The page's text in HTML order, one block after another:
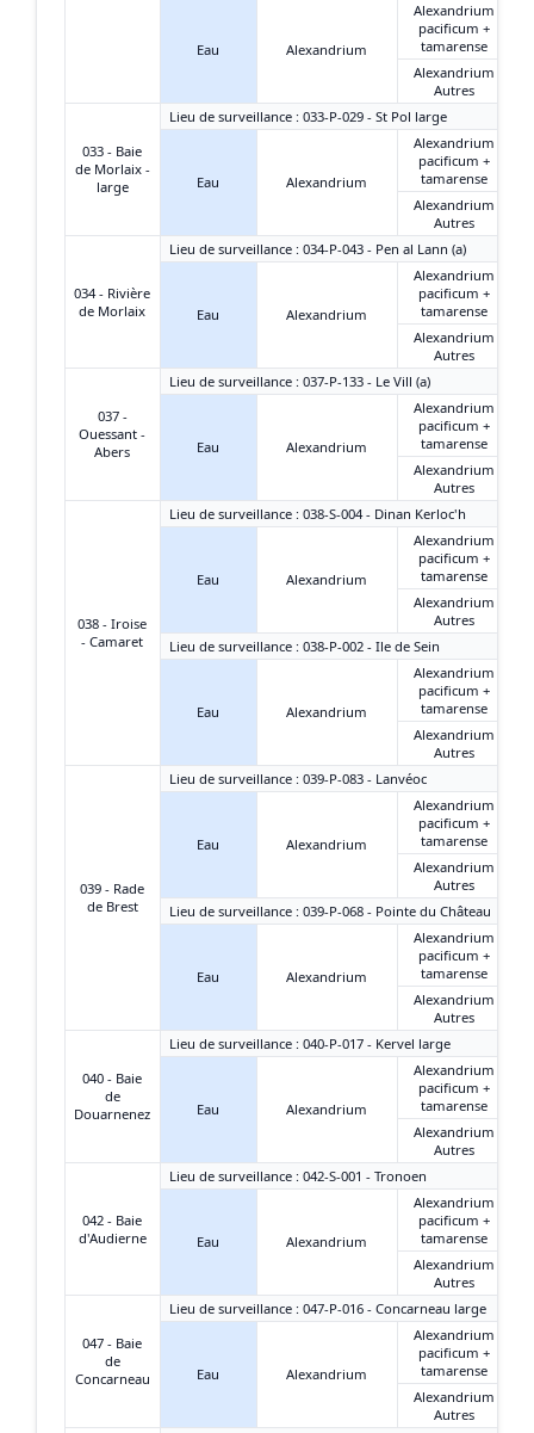
Eau Alexandrium
Alexandrium
pacificum +
tamarense
Alexandrium
Autres
033 - Baie
de Morlaix -
large
Lieu de surveillance : 033-P-029 - St Pol large
Eau Alexandrium
Alexandrium
pacificum +
tamarense
Alexandrium
Autres
034 - Rivière
de Morlaix
Lieu de surveillance : 034-P-043 - Pen al Lann (a)
Eau Alexandrium
Alexandrium
pacificum +
tamarense
Alexandrium
Autres
037 -
Ouessant -
Abers
Lieu de surveillance : 037-P-133 - Le Vill (a)
Eau Alexandrium
Alexandrium
pacificum +
tamarense
Alexandrium
Autres
038 - Iroise
- Camaret
Lieu de surveillance : 038-S-004 - Dinan Kerloc'h
Eau Alexandrium
Alexandrium
pacificum +
tamarense
Alexandrium
Autres
Lieu de surveillance : 038-P-002 - Ile de Sein
Eau Alexandrium
Alexandrium
pacificum +
tamarense
Alexandrium
Autres
039 - Rade
de Brest
Lieu de surveillance : 039-P-083 - Lanvéoc
Eau Alexandrium
Alexandrium
pacificum +
tamarense
Alexandrium
Autres
Lieu de surveillance : 039-P-068 - Pointe du Château
Eau Alexandrium
Alexandrium
pacificum +
tamarense
Alexandrium
Autres
040 - Baie
de
Douarnenez
Lieu de surveillance : 040-P-017 - Kervel large
Eau Alexandrium
Alexandrium
pacificum +
tamarense
Alexandrium
Autres
042 - Baie
d'Audierne
Lieu de surveillance : 042-S-001 - Tronoen
Eau Alexandrium
Alexandrium
pacificum +
tamarense
Alexandrium
Autres
047 - Baie
de
Concarneau
Lieu de surveillance : 047-P-016 - Concarneau large
Eau Alexandrium
Alexandrium
pacificum +
tamarense
Alexandrium
Autres